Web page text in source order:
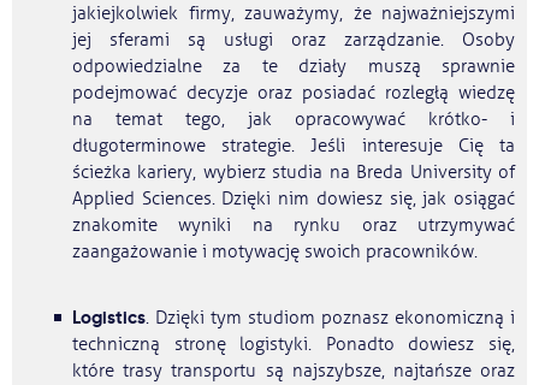
jakiejkolwiek firmy, zauważymy, że najważniejszymi
jej sferami są usługi oraz zarządzanie. Osoby
odpowiedzialne za te działy muszą sprawnie
podejmować decyzje oraz posiadać rozległą wiedzę
na temat tego, jak opracowywać krótko- i
długoterminowe strategie. Jeśli interesuje Cię ta
ścieżka kariery, wybierz studia na Breda University of
Applied Sciences. Dzięki nim dowiesz się, jak osiągać
znakomite wyniki na rynku oraz utrzymywać
zaangażowanie i motywację swoich pracowników.
Logistics. Dzięki tym studiom poznasz ekonomiczną i
techniczną stronę logistyki. Ponadto dowiesz się,
które trasy transportu są najszybsze, najtańsze oraz